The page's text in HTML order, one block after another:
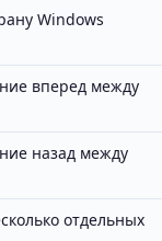
Windows
вперед между
назад между
отдельных